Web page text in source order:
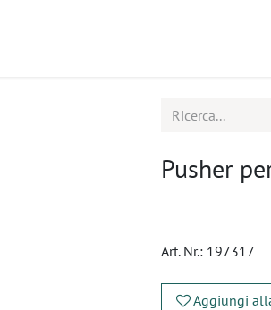
Pusher
Art. Nr.: 197317
Aggiungi